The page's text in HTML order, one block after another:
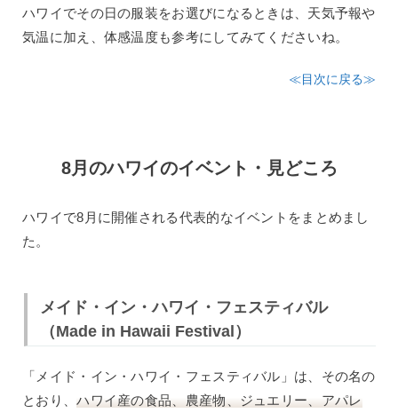
ハワイでその日の服装をお選びになるときは、天気予報や
気温に加え、体感温度も参考にしてみてくださいね。
≪目次に戻る≫
8月のハワイのイベント・見どころ
ハワイで8月に開催される代表的なイベントをまとめまし
た。
メイド・イン・ハワイ・フェスティバル
（Made in Hawaii Festival）
「メイド・イン・ハワイ・フェスティバル」は、その名の
とおり、ハワイ産の食品、農産物、ジュエリー、アパレ